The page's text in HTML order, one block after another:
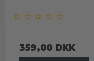
359,00 DKK